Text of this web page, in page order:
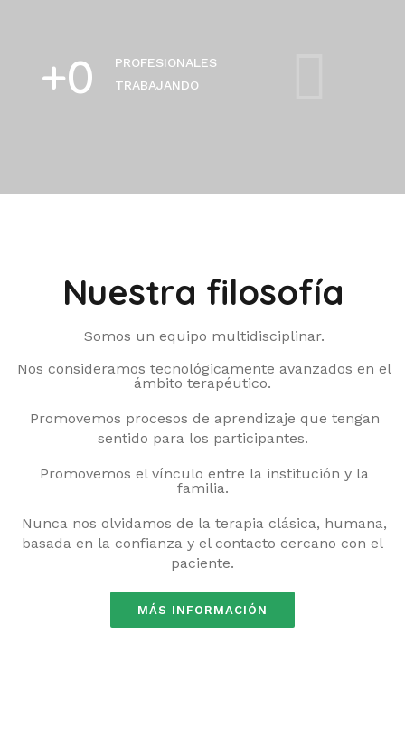
+0
PROFESIONALES
TRABAJANDO
Nuestra filosofía
Somos un equipo multidisciplinar.
Nos consideramos tecnológicamente avanzados en el
ámbito terapéutico.
Promovemos procesos de aprendizaje que tengan
sentido para los participantes.
Promovemos el vínculo entre la institución y la
familia.
Nunca nos olvidamos de la terapia clásica, humana,
basada en la confianza y el contacto cercano con el
paciente.
MÁS INFORMACIÓN